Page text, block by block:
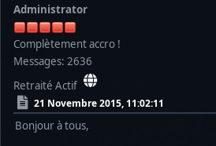
Administrator
Complètement accro !
Messages: 2636
Retraité Actif
21 Novembre 2015, 11:02:11
Bonjour à tous,